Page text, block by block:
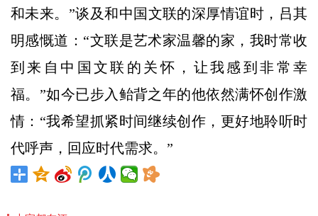
和未来。”谈及和中国文联的深厚情谊时，吕其
明感慨道：“文联是艺术家温馨的家，我时常收
到来自中国文联的关怀，让我感到非常幸
福。”如今已步入鲐背之年的他依然满怀创作激
情：“我希望抓紧时间继续创作，更好地聆听时
代呼声，回应时代需求。”